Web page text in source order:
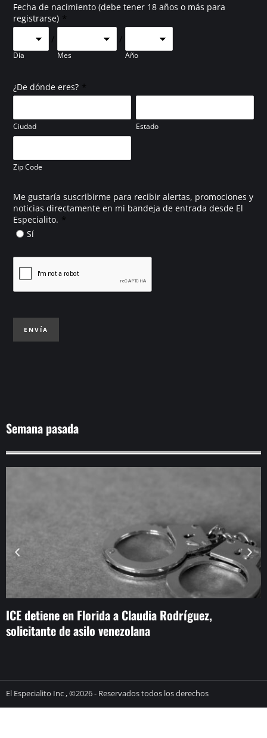
Fecha de nacimiento (debe tener 18 años o más para
registrarse) *
Día
/
Mes
/
Año
¿De dónde eres? *
Ciudad Estado
Zip Code
Me gustaría suscribirme para recibir alertas, promociones y
noticias directamente en mi bandeja de entrada desde El
Especialito. *
Sí
ENVÍA
Semana pasada
ICE detiene en Florida a Claudia Rodríguez,
solicitante de asilo venezolana
El Especialito Inc , ©2026 - Reservados todos los derechos